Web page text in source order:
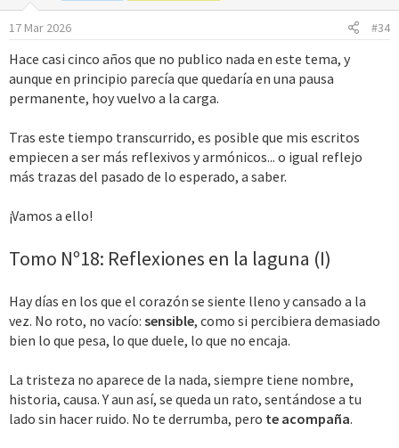
e
:
17 Mar 2026 #34
Hace casi cinco años que no publico nada en este tema, y
aunque en principio parecía que quedaría en una pausa
permanente, hoy vuelvo a la carga.
Tras este tiempo transcurrido, es posible que mis escritos
empiecen a ser más reflexivos y armónicos... o igual reflejo
más trazas del pasado de lo esperado, a saber.
¡Vamos a ello!
Tomo Nº18: Reflexiones en la laguna (I)
Hay días en los que el corazón se siente lleno y cansado a la
vez. No roto, no vacío: sensible, como si percibiera demasiado
bien lo que pesa, lo que duele, lo que no encaja.
La tristeza no aparece de la nada, siempre tiene nombre,
historia, causa. Y aun así, se queda un rato, sentándose a tu
lado sin hacer ruido. No te derrumba, pero te acompaña.